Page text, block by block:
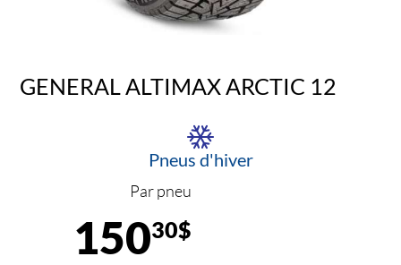
GENERAL ALTIMAX ARCTIC 12
Pneus d'hiver
Par pneu
15030$